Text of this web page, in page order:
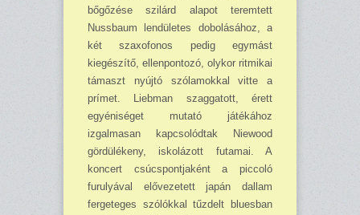
bőgőzése szilárd alapot teremtett
Nussbaum lendületes dobolásához, a
két szaxofonos pedig egymást
kiegészítő, ellenpontozó, olykor ritmikai
támaszt nyújtó szólamokkal vitte a
prímet. Liebman szaggatott, érett
egyéniséget mutató játékához
izgalmasan kapcsolódtak Niewood
gördülékeny, iskolázott futamai. A
koncert csúcspontjaként a piccoló
furulyával elővezetett japán dallam
fergeteges szólókkal tűzdelt bluesban